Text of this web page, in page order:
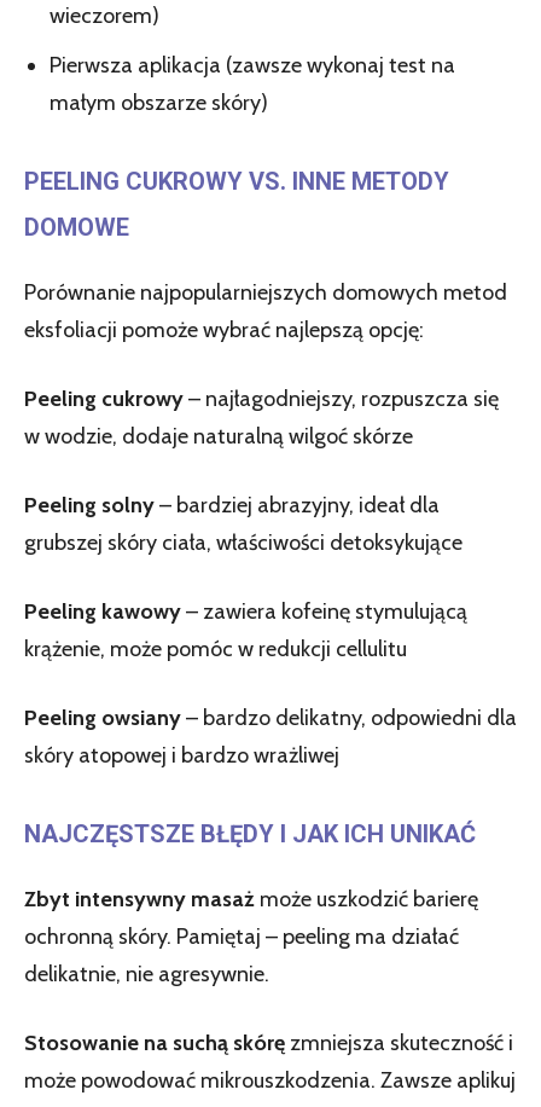
wieczorem)
Pierwsza aplikacja (zawsze wykonaj test na
małym obszarze skóry)
PEELING CUKROWY VS. INNE METODY
DOMOWE
Porównanie najpopularniejszych domowych metod
eksfoliacji pomoże wybrać najlepszą opcję:
Peeling cukrowy– najłagodniejszy, rozpuszcza się
w wodzie, dodaje naturalną wilgoć skórze
Peeling solny– bardziej abrazyjny, ideał dla
grubszej skóry ciała, właściwości detoksykujące
Peeling kawowy– zawiera kofeinę stymulującą
krążenie, może pomóc w redukcji cellulitu
Peeling owsiany– bardzo delikatny, odpowiedni dla
skóry atopowej i bardzo wrażliwej
NAJCZĘSTSZE BŁĘDY I JAK ICH UNIKAĆ
Zbyt intensywny masaż może uszkodzić barierę
ochronną skóry. Pamiętaj – peeling ma działać
delikatnie, nie agresywnie.
Stosowanie na suchą skórę zmniejsza skuteczność i
może powodować mikrouszkodzenia. Zawsze aplikuj